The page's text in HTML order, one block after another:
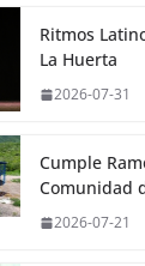
Ritmos
La Huerta
2026-07-31
Cumple
Comunidad
2026-07-21